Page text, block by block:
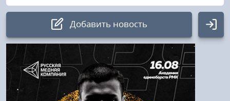
Добавить новость
Авторизация
Логин: